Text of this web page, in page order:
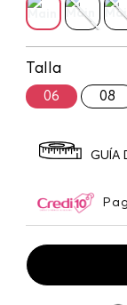
Talla
06 08
GUÍA